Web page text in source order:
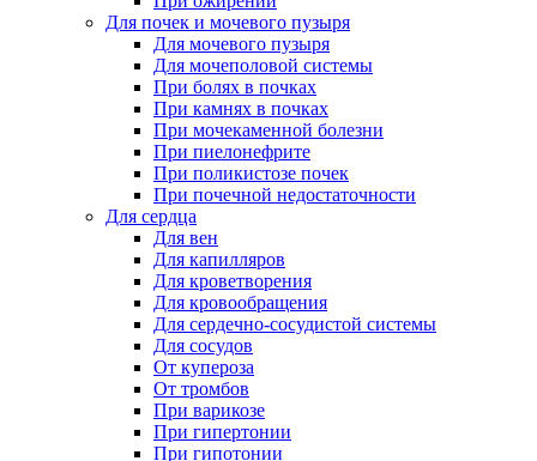
Для почек и мочевого пузыря
Для мочевого пузыря
Для мочеполовой системы
При болях в почках
При камнях в почках
При мочекаменной болезни
При пиелонефрите
При поликистозе почек
При почечной недостаточности
Для сердца
Для вен
Для капилляров
Для кроветворения
Для кровообращения
Для сердечно-сосудистой системы
Для сосудов
От купероза
От тромбов
При варикозе
При гипертонии
При гипотонии